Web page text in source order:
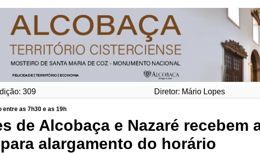
309 Diretor: Mário Lopes
entre as 7h30 e as 19h
de Alcobaça e Nazaré recebem
alargamento do horário